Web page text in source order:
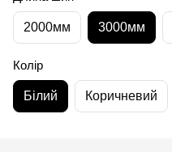
2000мм 3000мм
Колір
Білий Коричневий